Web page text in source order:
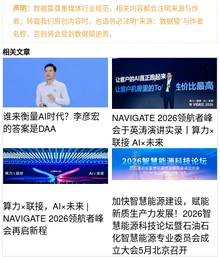
声明： 数据猿尊重媒体行业规范，相关内容都会注明来源与作
者；转载我们原创内容时，也请务必注明“来源：数据猿”与作者
名称，否则将会受到数据猿追责。
相关文章
谁来衡量AI时代？李彦宏
的答案是DAA
NAVIGATE 2026领航者峰
会于英涛演讲实录丨算力×
联接 AI×未来
算力×联接，AI×未来 |
NAVIGATE 2026领航者峰
会再启新程
加快智慧能源建设，赋能
新质生产力发展！2026智
慧能源科技论坛暨石油石
化智慧能源专业委员会成
立大会5月北京召开